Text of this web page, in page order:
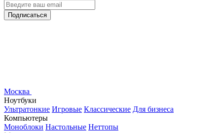
Подписаться
Москва
Ноутбуки
Ультратонкие Игровые Классические Для бизнеса
Компьютеры
Моноблоки Настольные Неттопы